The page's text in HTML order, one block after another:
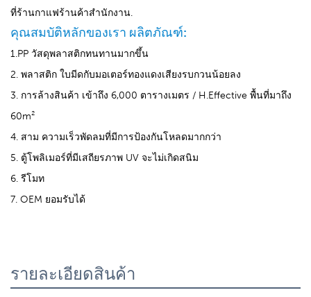
ที่ร้านกาแฟร้านค้าสำนักงาน.
คุณสมบัติหลักของเรา ผลิตภัณฑ์:
1.PP วัสดุพลาสติกทนทานมากขึ้น
2. พลาสติก ใบมีดกับมอเตอร์ทองแดงเสียงรบกวนน้อยลง
3. การล้างสินค้า เข้าถึง 6,000 ตารางเมตร / H.Effective พื้นที่มาถึง
60m²
4. สาม ความเร็วพัดลมที่มีการป้องกันโหลดมากกว่า
5. ตู้โพลิเมอร์ที่มีเสถียรภาพ UV จะไม่เกิดสนิม
6. รีโมท
7. OEM ยอมรับได้
รายละเอียดสินค้า